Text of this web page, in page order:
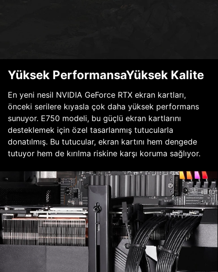
Yüksek PerformansaYüksek Kalite
En yeni nesil NVIDIA GeForce RTX ekran kartları,
önceki serilere kıyasla çok daha yüksek performans
sunuyor. E750 modeli, bu güçlü ekran kartlarını
desteklemek için özel tasarlanmış tutucularla
donatılmış. Bu tutucular, ekran kartını hem dengede
tutuyor hem de kırılma riskine karşı koruma sağlıyor.